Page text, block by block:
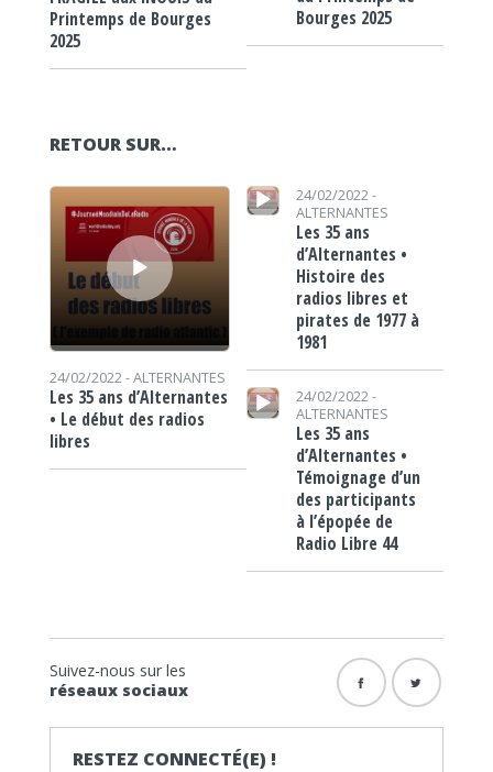
Printemps de Bourges
2025
Bourges 2025
RETOUR SUR…
Lecteur audio
24/02/2022 -ALTERNANTES
Les 35 ans d’Alternantes
• Le début des radios
libres
Lecteur audio
24/02/2022 -
ALTERNANTES
Les 35 ans
d’Alternantes •
Histoire des
radios libres et
pirates de 1977 à
1981
Lecteur audio
24/02/2022 -
ALTERNANTES
Les 35 ans
d’Alternantes •
Témoignage d’un
des participants
à l’épopée de
Radio Libre 44
Suivez-nous sur les
réseaux sociaux
RESTEZ CONNECTÉ(E) !